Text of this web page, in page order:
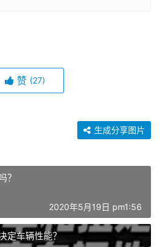
赞 (27)
生成分享图片
？
2020年5月19日 pm1:56
定车辆性能？